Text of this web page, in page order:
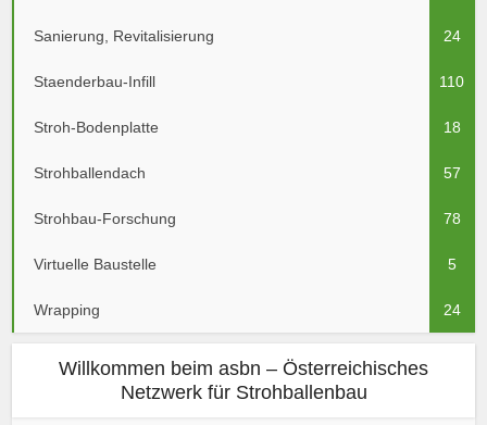
Sanierung, Revitalisierung 24
Staenderbau-Infill 110
Stroh-Bodenplatte 18
Strohballendach 57
Strohbau-Forschung 78
Virtuelle Baustelle 5
Wrapping 24
Willkommen beim asbn – Österreichisches
Netzwerk für Strohballenbau